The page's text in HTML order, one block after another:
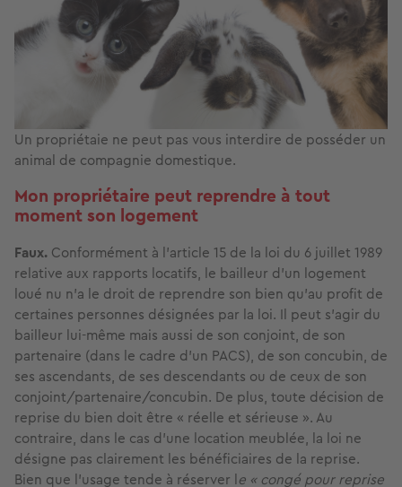
Un propriétaie ne peut pas vous interdire de posséder un
animal de compagnie domestique.
Mon propriétaire peut reprendre à tout
moment son logement
Faux. Conformément à l'article 15 de la loi du 6 juillet 1989
relative aux rapports locatifs, le bailleur d’un logement
loué nu n’a le droit de reprendre son bien qu'au profit de
certaines personnes désignées par la loi. Il peut s’agir du
bailleur lui-même mais aussi de son conjoint, de son
partenaire (dans le cadre d’un PACS), de son concubin, de
ses ascendants, de ses descendants ou de ceux de son
conjoint/partenaire/concubin. De plus, toute décision de
reprise du bien doit être « réelle et sérieuse ». Au
contraire, dans le cas d’une location meublée, la loi ne
désigne pas clairement les bénéficiaires de la reprise.
Bien que l’usage tende à réserver le « congé pour reprise